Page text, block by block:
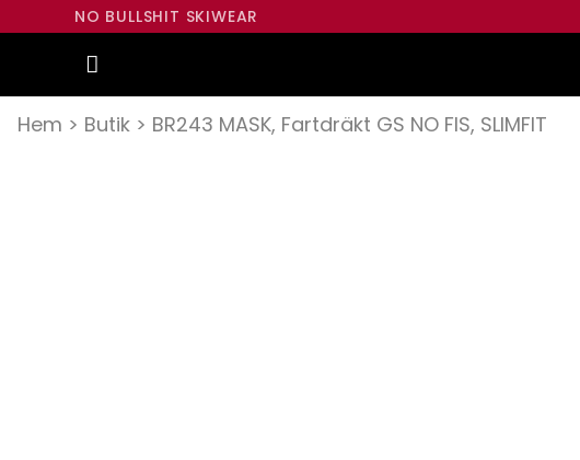
NO BULLSHIT SKIWEAR
Hem > Butik > BR243 MASK, Fartdräkt GS NO FIS, SLIMFIT